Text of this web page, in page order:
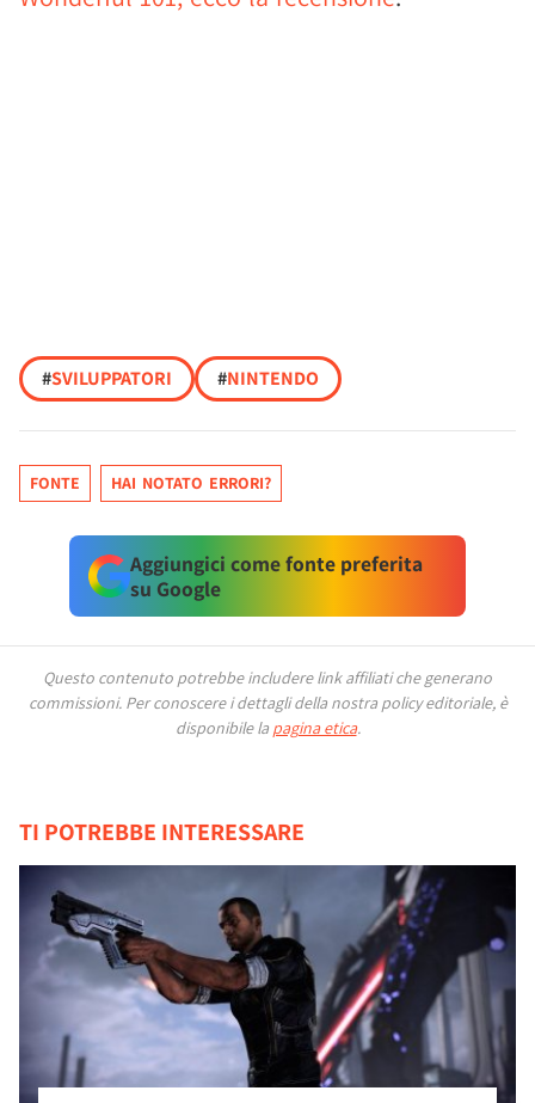
#SVILUPPATORI #NINTENDO
FONTE HAI NOTATO ERRORI?
Aggiungici come fonte preferita
su Google
Questo contenuto potrebbe includere link affiliati che generano
commissioni. Per conoscere i dettagli della nostra policy editoriale, è
disponibile la pagina etica.
TI POTREBBE INTERESSARE